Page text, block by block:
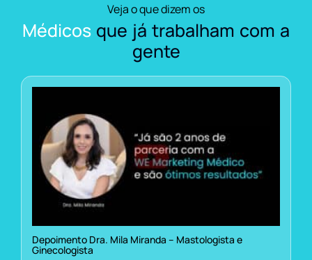
Veja o que dizem os
Médicos que já trabalham com a
gente
Depoimento Dra. Mila Miranda – Mastologista e
Ginecologista